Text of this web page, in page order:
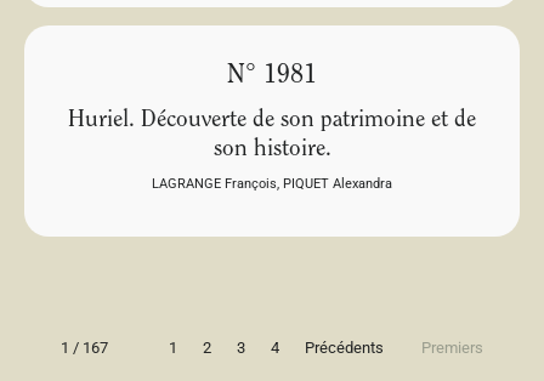
N° 1981
Huriel. Découverte de son patrimoine et de
son histoire.
LAGRANGE François, PIQUET Alexandra
1 / 167 1 2 3 4 Précédents Premiers